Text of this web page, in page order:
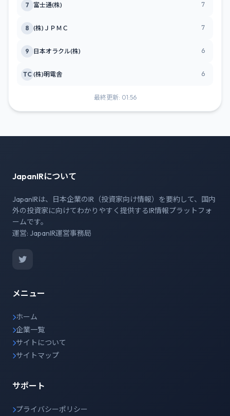
7 富士通(株) 7
8 (株)ＪＰＭＣ 7
9 日本オラクル(株) 6
TC (株)明電舎 6
最終更新: 01:56
JapanIRについて
JapanIRは、日本企業のIR（投資家向け情報）を要約して、国内
外の投資家に向けてわかりやすく提供するIR情報プラットフォ
ームです。
運営: JapanIR運営事務局
メニュー
ホーム
企業一覧
サイトについて
サイトマップ
サポート
プライバシーポリシー